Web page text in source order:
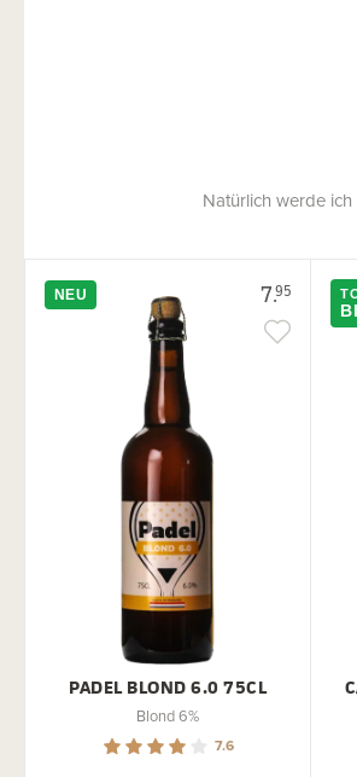
Natürlich werde
7.95
NEU
PADEL BLOND 6.0 75CL
Blond 6%
7.6